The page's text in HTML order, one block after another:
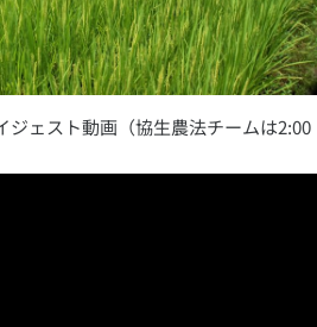
ジェスト動画（協生農法チームは2:00